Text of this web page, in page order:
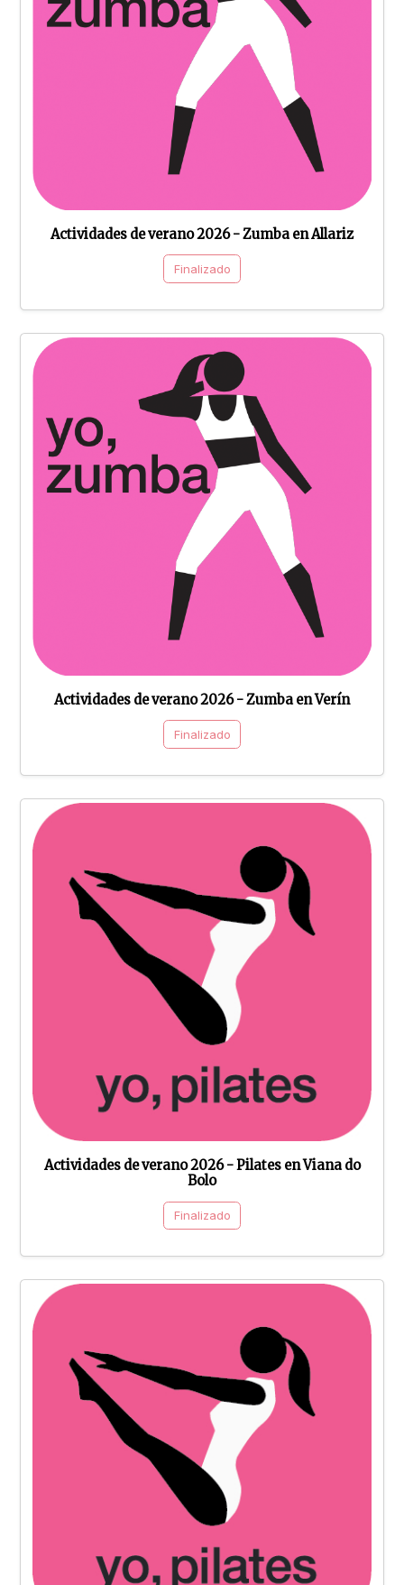
Actividades de verano 2026 - Zumba en Allariz
Finalizado
Actividades de verano 2026 - Zumba en Verín
Finalizado
Actividades de verano 2026 - Pilates en Viana do
Bolo
Finalizado